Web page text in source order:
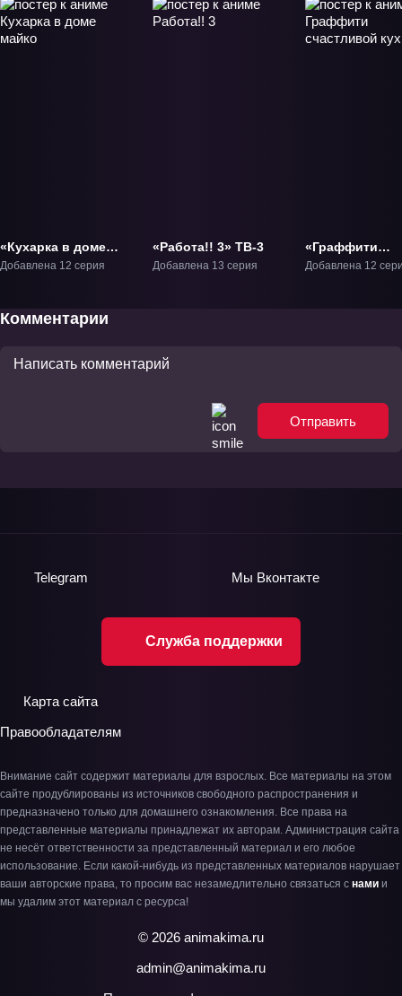
«Кухарка в доме
майко» ТВ-1
Добавлена 12 серия
«Работа!! 3» ТВ-3
Добавлена 13 серия
«Граффити
счастливой
Добавлена 12
Комментарии
Отправить
Служба поддержки
Telegram Мы Вконтакте
Карта сайта
Правообладателям
Внимание сайт содержит материалы для взрослых. Все материалы на этом
сайте продублированы из источников свободного распространения и
предназначено только для домашнего ознакомления. Все права на
представленные материалы принадлежат их авторам. Администрация сайта
не несёт ответственности за представленный материал и его любое
использование. Если какой-нибудь из представленных материалов нарушает
ваши авторские права, то просим вас незамедлительно связаться с нами и
мы удалим этот материал с ресурса!
© 2026 animakima.ru
admin@animakima.ru